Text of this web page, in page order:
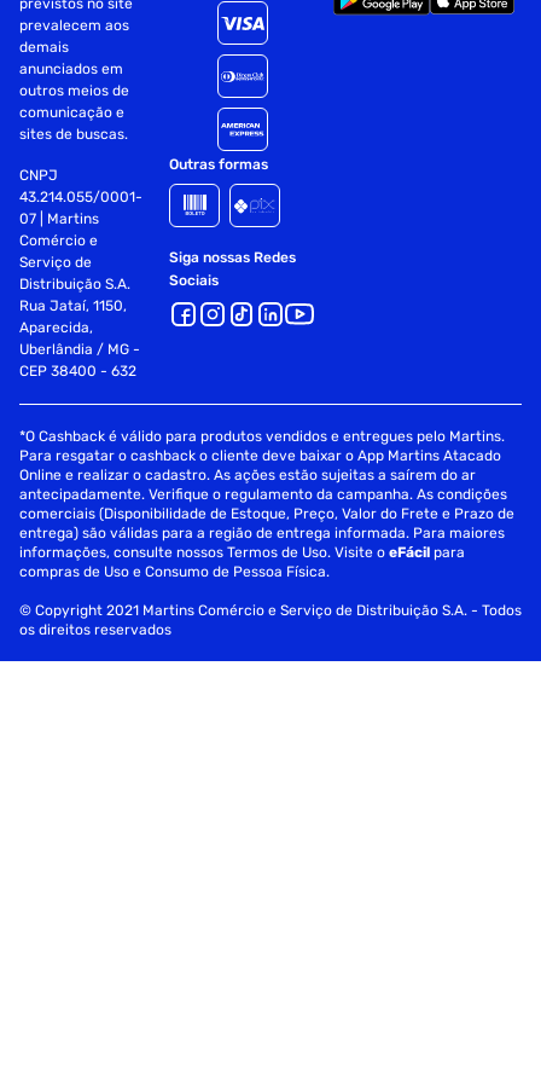
Modo de Uso:
Escove os dentes adequadamente após cada refeição, três
vezes ao dia ou conforme recomendação do dentista
Enxágue completamente após a escovação
Precauções:
Crianças até 6 anos: usar quantidade do tamanho de uma
ervilha com supervisão de um adulto para minimizar a
ingestão
Se estiver ingerindo flúor de outras fontes, consulte médico
ou dentista
Não ingerir
Manter fora do alcance das crianças
Em caso de irritação ou desconforto bucal, interromper o
uso
Persistindo a sensibilidade dental por mais de 4 semanas,
previstos no site
prevalecem aos
demais
anunciados em
outros meios de
comunicação e
sites de buscas.
CNPJ
43.214.055/0001-
07 | Martins
Comércio e
Serviço de
Distribuição S.A.
Rua Jataí, 1150,
Aparecida,
Uberlândia / MG -
CEP 38400 - 632
Outras formas
Siga nossas Redes
Sociais
*O Cashback é válido para produtos vendidos e entregues pelo Martins.
Para resgatar o cashback o cliente deve baixar o App Martins Atacado
Online e realizar o cadastro. As ações estão sujeitas a saírem do ar
antecipadamente. Verifique o regulamento da campanha. As condições
comerciais (Disponibilidade de Estoque, Preço, Valor do Frete e Prazo de
entrega) são válidas para a região de entrega informada. Para maiores
informações, consulte nossos Termos de Uso. Visite oeFácil para
compras de Uso e Consumo de Pessoa Física.
© Copyright 2021 Martins Comércio e Serviço de Distribuição S.A. - Todos
os direitos reservados